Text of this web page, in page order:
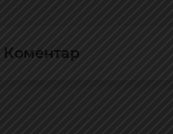
Коментар